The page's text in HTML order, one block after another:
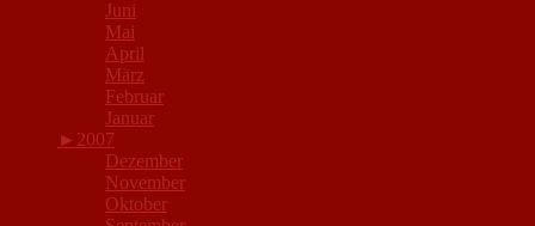
Juni
Mai
April
März
Februar
Januar
► 2007
Dezember
November
Oktober